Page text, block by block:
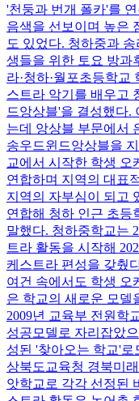
'천둥과 번개 폴카'를
음색을 선보이며 높은
도 있었다. 청하중과
생들을 위한 토요 방과
라·청하·월포초등학교
스트라 악기를 배우고
드앙상블'을 결성했다.
는데 앙상블 부문에서
송우드윈드앙상블을
교에서 시작한 학생 오
연합하며 지역의 대표
지역의 자부심이 되고
연합해 청하 인근 초등
말했다. 청하중학교는
트라 활동을 시작해
케스트라 편성을 갖췄
여건 속에서도 학생 오
은 학교의 새로운 모델
2009년 교육부 전원학
성공모델로 자리잡았
성된 '찾아오는 학교'로
상북도교육청 경북미
앗학교로 각각 선정된